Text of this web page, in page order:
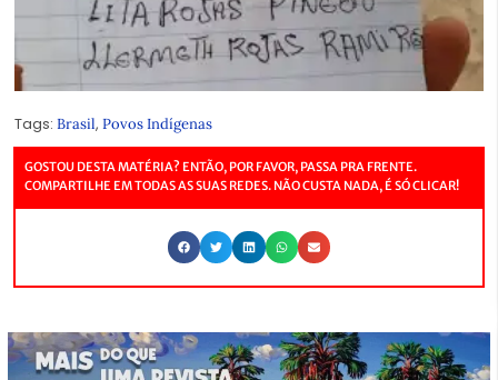
Tags: Brasil, Povos Indígenas
GOSTOU DESTA MATÉRIA? ENTÃO, POR FAVOR, PASSA PRA FRENTE.
COMPARTILHE EM TODAS AS SUAS REDES. NÃO CUSTA NADA, É SÓ CLICAR!